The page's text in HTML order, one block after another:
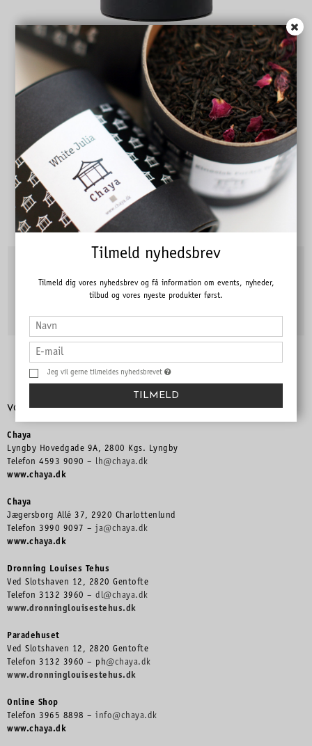
China Jasmin - Økologisk
Delikat te med skøn duft. Perfekt til asiatisk mad.
Vis produkt
VORES BUTIKKER & CAFÉER
Chaya
Lyngby Hovedgade 9A, 2800 Kgs. Lyngby
Telefon 4593 9090 – lh@chaya.dk
www.chaya.dk
Chaya
Jægersborg Allé 37, 2920 Charlottenlund
Telefon 3990 9097 – ja@chaya.dk
www.chaya.dk
Dronning Louises Tehus
Ved Slotshaven 12, 2820 Gentofte
Telefon 3132 3960 – dl@chaya.dk
www.dronninglouisestehus.dk
Paradehuset
Ved Slotshaven 12, 2820 Gentofte
Telefon 3132 3960 – ph@chaya.dk
www.dronninglouisestehus.dk
Online Shop
Telefon 3965 8898 – info@chaya.dk
www.chaya.dk
Tilmeld nyhedsbrev
Tilmeld dig vores nyhedsbrev og få information om events, nyheder,
tilbud og vores nyeste produkter først.
Jeg vil gerne tilmeldes nyhedsbrevet
TILMELD